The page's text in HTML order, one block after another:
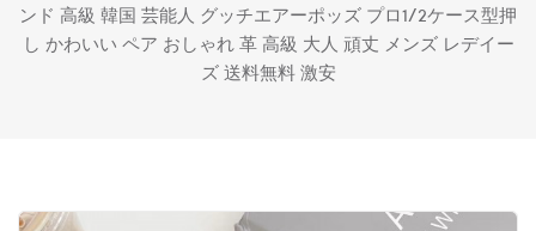
ンド 高級 韓国 芸能人 グッチエアーポッズ プロ1/2ケース型押
し かわいい ペア おしゃれ 革 高級 大人 頑丈 メンズ レデイー
ズ 送料無料 激安